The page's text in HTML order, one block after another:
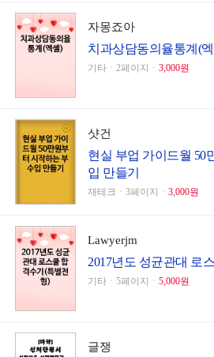
자몽죠아
치과상담동의율통계(
기타ㆍ2페이지ㆍ 3,000원
샷건
현실 부업 가이드월 50
입 만들기
재테크ㆍ3페이지ㆍ 3,000원
Lawyerjm
2017년도 성균관대 로
기타ㆍ5페이지ㆍ 5,000원
글쟁